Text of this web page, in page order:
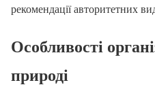
рекомендації авторитетних
Особливості
природі